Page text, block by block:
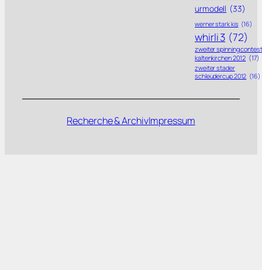
urmodell (33)
werner stark kis (16)
whirli 3 (72)
zweiter spinning contest
kaltenkirchen 2012 (17)
zweiter stader
schleudercup 2012 (16)
Recherche & ArchivImpressum